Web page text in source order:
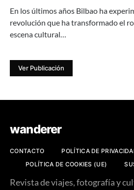
En los últimos años Bilbao ha
revolución que ha transformado el
escena cultural…
Ver Publicación
wanderer
CONTACTO
POLÍTICA DE
POLÍTICA DE COOKIES (UE)
Revista de viajes, fotografía y